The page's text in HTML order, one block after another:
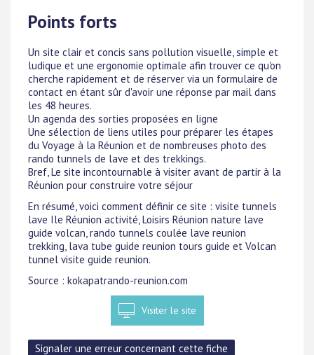
Points forts
Un site clair et concis sans pollution visuelle, simple et
ludique et une ergonomie optimale afin trouver ce qu'on
cherche rapidement et de réserver via un formulaire de
contact en étant sûr d'avoir une réponse par mail dans
les 48 heures.
Un agenda des sorties proposées en ligne
Une sélection de liens utiles pour préparer les étapes
du Voyage à la Réunion et de nombreuses photo des
rando tunnels de lave et des trekkings.
Bref, Le site incontournable à visiter avant de partir à la
Réunion pour construire votre séjour
En résumé, voici comment définir ce site : visite tunnels
lave Ile Réunion activité, Loisirs Réunion nature lave
guide volcan, rando tunnels coulée lave reunion
trekking, lava tube guide reunion tours guide et Volcan
tunnel visite guide reunion.
Source : kokapatrando-reunion.com
Visiter le site